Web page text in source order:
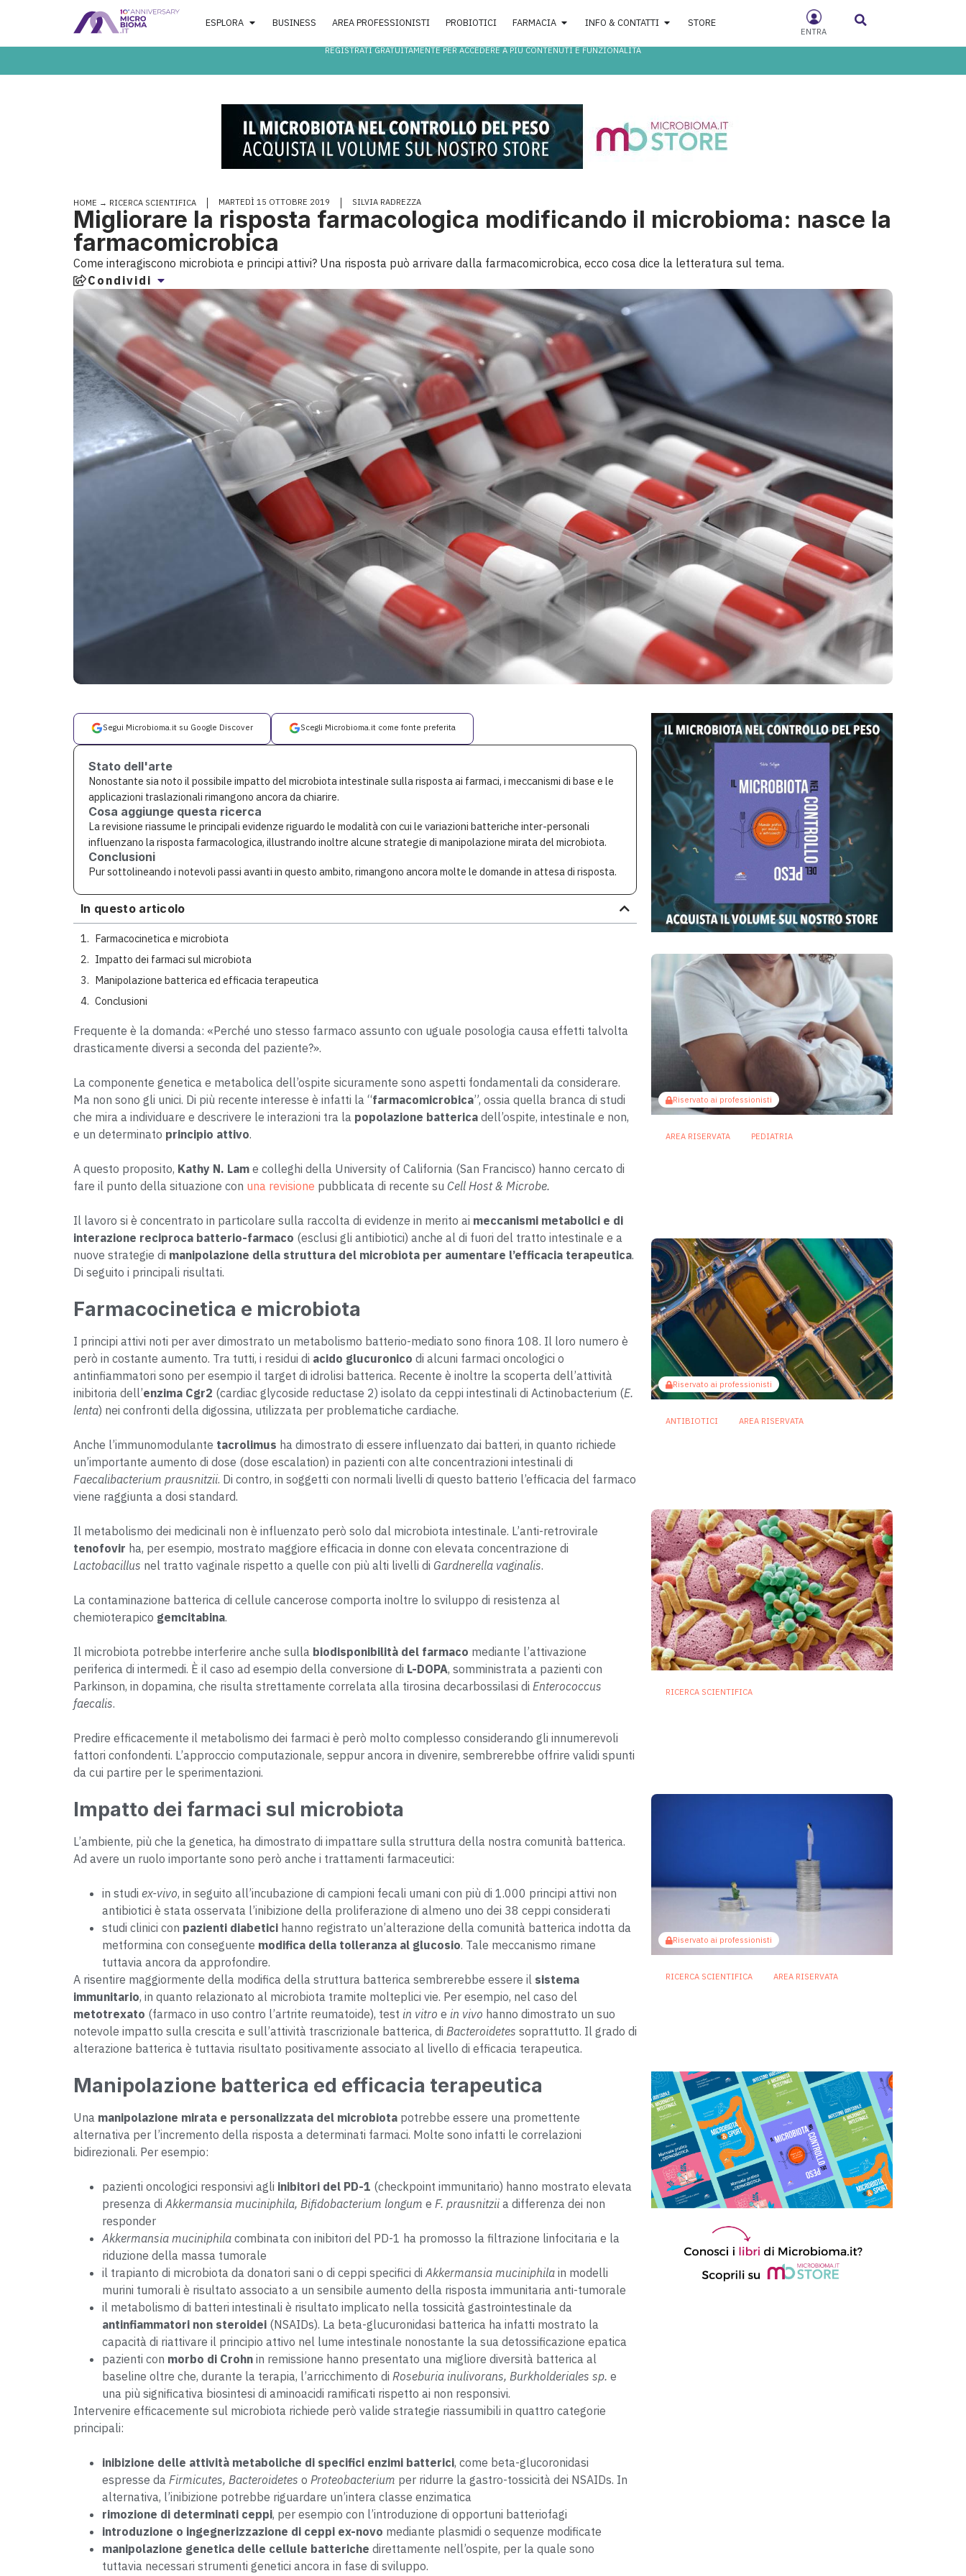
ESPLORA BUSINESS AREA PROFESSIONISTI PROBIOTICI FARMACIA INFO & CONTATTI STORE
ENTRA
REGISTRATI GRATUITAMENTE PER ACCEDERE A PIÙ CONTENUTI E FUNZIONALITÀ
HOME → RICERCA SCIENTIFICA MARTEDÌ 15 OTTOBRE 2019 SILVIA RADREZZA
Migliorare la risposta farmacologica modificando il microbioma: nasce la
farmacomicrobica
Come interagiscono microbiota e principi attivi? Una risposta può arrivare dalla farmacomicrobica, ecco cosa dice la letteratura sul tema.
Condividi
Segui Microbioma.it su Google Discover Scegli Microbioma.it come fonte preferita
Stato dell'arte
Nonostante sia noto il possibile impatto del microbiota intestinale sulla risposta ai farmaci, i meccanismi di base e le
applicazioni traslazionali rimangono ancora da chiarire.
Cosa aggiunge questa ricerca
La revisione riassume le principali evidenze riguardo le modalità con cui le variazioni batteriche inter-personali
influenzano la risposta farmacologica, illustrando inoltre alcune strategie di manipolazione mirata del microbiota.
Conclusioni
Pur sottolineando i notevoli passi avanti in questo ambito, rimangono ancora molte le domande in attesa di risposta.
In questo articolo
Farmacocinetica e microbiota
Impatto dei farmaci sul microbiota
Manipolazione batterica ed efficacia terapeutica
Conclusioni
Frequente è la domanda: «Perché uno stesso farmaco assunto con uguale posologia causa effetti talvolta
drasticamente diversi a seconda del paziente?».
La componente genetica e metabolica dell’ospite sicuramente sono aspetti fondamentali da considerare.
Ma non sono gli unici. Di più recente interesse è infatti la “farmacomicrobica”, ossia quella branca di studi
che mira a individuare e descrivere le interazioni tra la popolazione batterica dell’ospite, intestinale e non,
e un determinato principio attivo.
A questo proposito, Kathy N. Lam e colleghi della University of California (San Francisco) hanno cercato di
fare il punto della situazione con una revisione pubblicata di recente su Cell Host & Microbe.
Il lavoro si è concentrato in particolare sulla raccolta di evidenze in merito ai meccanismi metabolici e di
interazione reciproca batterio-farmaco (esclusi gli antibiotici) anche al di fuori del tratto intestinale e a
nuove strategie di manipolazione della struttura del microbiota per aumentare l’efficacia terapeutica.
Di seguito i principali risultati.
Farmacocinetica e microbiota
I principi attivi noti per aver dimostrato un metabolismo batterio-mediato sono finora 108. Il loro numero è
però in costante aumento. Tra tutti, i residui di acido glucuronico di alcuni farmaci oncologici o
antinfiammatori sono per esempio il target di idrolisi batterica. Recente è inoltre la scoperta dell’attività
inibitoria dell’enzima Cgr2 (cardiac glycoside reductase 2) isolato da ceppi intestinali di Actinobacterium (E.
lenta) nei confronti della digossina, utilizzata per problematiche cardiache.
Anche l’immunomodulante tacrolimus ha dimostrato di essere influenzato dai batteri, in quanto richiede
un’importante aumento di dose (dose escalation) in pazienti con alte concentrazioni intestinali di
Faecalibacterium prausnitzii. Di contro, in soggetti con normali livelli di questo batterio l’efficacia del farmaco
viene raggiunta a dosi standard.
Il metabolismo dei medicinali non è influenzato però solo dal microbiota intestinale. L’anti-retrovirale
tenofovir ha, per esempio, mostrato maggiore efficacia in donne con elevata concentrazione di
Lactobacillus nel tratto vaginale rispetto a quelle con più alti livelli di Gardnerella vaginalis.
La contaminazione batterica di cellule cancerose comporta inoltre lo sviluppo di resistenza al
chemioterapico gemcitabina.
Il microbiota potrebbe interferire anche sulla biodisponibilità del farmaco mediante l’attivazione
periferica di intermedi. È il caso ad esempio della conversione di L-DOPA, somministrata a pazienti con
Parkinson, in dopamina, che risulta strettamente correlata alla tirosina decarbossilasi di Enterococcus
faecalis.
Predire efficacemente il metabolismo dei farmaci è però molto complesso considerando gli innumerevoli
fattori confondenti. L’approccio computazionale, seppur ancora in divenire, sembrerebbe offrire validi spunti
da cui partire per le sperimentazioni.
Impatto dei farmaci sul microbiota
L’ambiente, più che la genetica, ha dimostrato di impattare sulla struttura della nostra comunità batterica.
Ad avere un ruolo importante sono però anche i trattamenti farmaceutici:
in studi ex-vivo, in seguito all’incubazione di campioni fecali umani con più di 1.000 principi attivi non
antibiotici è stata osservata l’inibizione della proliferazione di almeno uno dei 38 ceppi considerati
studi clinici con pazienti diabetici hanno registrato un’alterazione della comunità batterica indotta da
metformina con conseguente modifica della tolleranza al glucosio. Tale meccanismo rimane
tuttavia ancora da approfondire.
A risentire maggiormente della modifica della struttura batterica sembrerebbe essere il sistema
immunitario, in quanto relazionato al microbiota tramite molteplici vie. Per esempio, nel caso del
metotrexato (farmaco in uso contro l’artrite reumatoide), test in vitro e in vivo hanno dimostrato un suo
notevole impatto sulla crescita e sull’attività trascrizionale batterica, di Bacteroidetes soprattutto. Il grado di
alterazione batterica è tuttavia risultato positivamente associato al livello di efficacia terapeutica.
Manipolazione batterica ed efficacia terapeutica
Una manipolazione mirata e personalizzata del microbiota potrebbe essere una promettente
alternativa per l’incremento della risposta a determinati farmaci. Molte sono infatti le correlazioni
bidirezionali. Per esempio:
pazienti oncologici responsivi agli inibitori del PD-1 (checkpoint immunitario) hanno mostrato elevata
presenza di Akkermansia muciniphila, Bifidobacterium longum e F. prausnitzii a differenza dei non
responder
Akkermansia muciniphila combinata con inibitori del PD-1 ha promosso la filtrazione linfocitaria e la
riduzione della massa tumorale
il trapianto di microbiota da donatori sani o di ceppi specifici di Akkermansia muciniphila in modelli
murini tumorali è risultato associato a un sensibile aumento della risposta immunitaria anti-tumorale
il metabolismo di batteri intestinali è risultato implicato nella tossicità gastrointestinale da
antinfiammatori non steroidei (NSAIDs). La beta-glucuronidasi batterica ha infatti mostrato la
capacità di riattivare il principio attivo nel lume intestinale nonostante la sua detossificazione epatica
pazienti con morbo di Crohn in remissione hanno presentato una migliore diversità batterica al
baseline oltre che, durante la terapia, l’arricchimento di Roseburia inulivorans, Burkholderiales sp. e
una più significativa biosintesi di aminoacidi ramificati rispetto ai non responsivi.
Intervenire efficacemente sul microbiota richiede però valide strategie riassumibili in quattro categorie
principali:
inibizione delle attività metaboliche di specifici enzimi batterici, come beta-glucoronidasi
espresse da Firmicutes, Bacteroidetes o Proteobacterium per ridurre la gastro-tossicità dei NSAIDs. In
alternativa, l’inibizione potrebbe riguardare un’intera classe enzimatica
rimozione di determinati ceppi, per esempio con l’introduzione di opportuni batteriofagi
introduzione o ingegnerizzazione di ceppi ex-novo mediante plasmidi o sequenze modificate
manipolazione genetica delle cellule batteriche direttamente nell’ospite, per la quale sono
tuttavia necessari strumenti genetici ancora in fase di sviluppo.
Riservato ai professionisti
AREA RISERVATA PEDIATRIA
Riservato ai professionisti
ANTIBIOTICI AREA RISERVATA
RICERCA SCIENTIFICA
Riservato ai professionisti
RICERCA SCIENTIFICA AREA RISERVATA